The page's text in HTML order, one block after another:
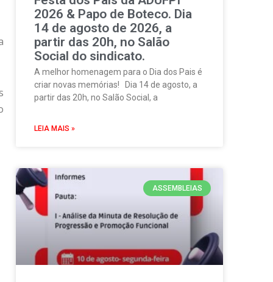
2026 & Papo de Boteco. Dia
14 de agosto de 2026, a
partir das 20h, no Salão
Social do sindicato.
A melhor homenagem para o Dia dos Pais é
criar novas memórias! Dia 14 de agosto, a
partir das 20h, no Salão Social, a
LEIA MAIS »
ASSEMBLEIAS